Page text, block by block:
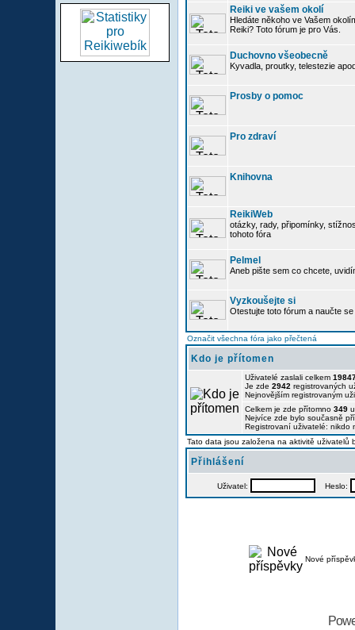
Reiki ve vašem okolí
Hledáte někoho ve Vašem
Reiki? Toto fórum je pro Vás.
Duchovno všeobecně
Kyvadla, proutky, telestezie
Prosby o pomoc
Pro zdraví
Knihovna
ReikiWeb
otázky, rady, připomínky,
tohoto fóra
Pelmel
Aneb pište sem co chcete,
Vyzkoušejte si
Otestujte toto fórum a naučte
Označit všechna fóra jako přečtená
Kdo je přítomen
Uživatelé zaslali celkem
Je zde 2942 registrovaných
Nejnovějším registrovaným
Celkem je zde přítomno 349
Nejvíce zde bylo současně
Registrovaní uživatelé: nikdo
Tato data jsou založena na aktivitě uživatelů
Přihlášení
Uživatel: Heslo:
Nové